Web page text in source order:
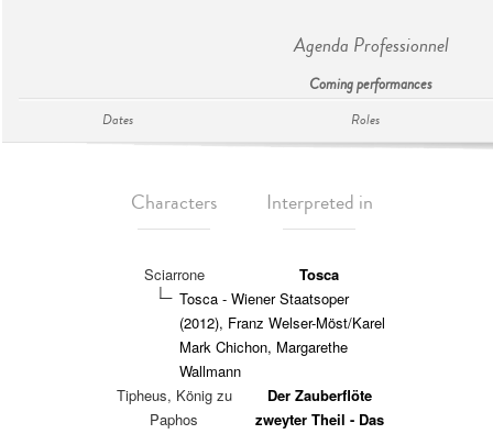
Agenda Professionnel
Coming performances
Dates Roles
Characters Interpreted in
Sciarrone
Tosca
Tosca - Wiener Staatsoper
(2012), Franz Welser-Möst/Karel
Mark Chichon, Margarethe
Wallmann
Tipheus, König zu
Paphos
Der Zauberflöte
zweyter Theil - Das